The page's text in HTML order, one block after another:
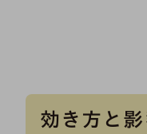
効き方と